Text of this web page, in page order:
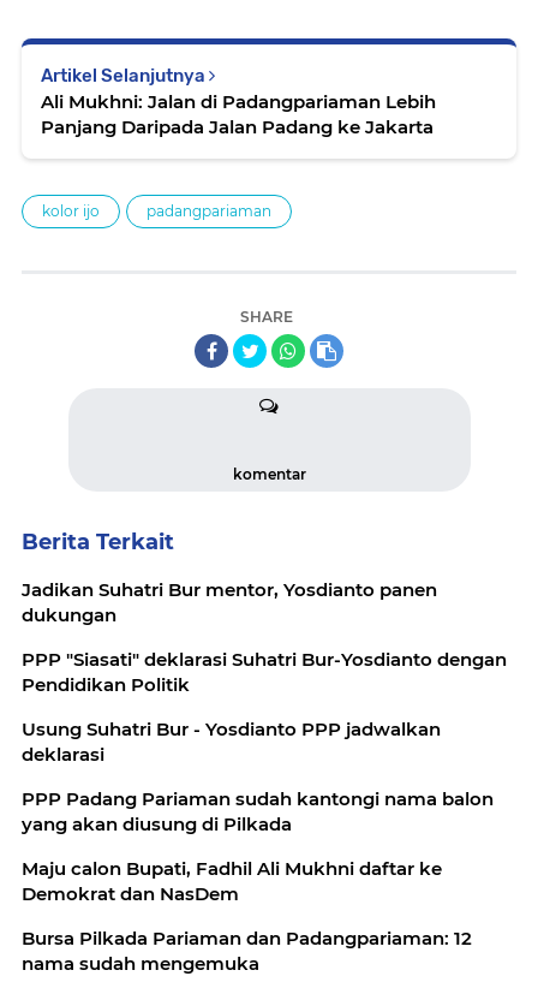
Artikel Selanjutnya
Ali Mukhni: Jalan di Padangpariaman Lebih
Panjang Daripada Jalan Padang ke Jakarta
kolor ijo padangpariaman
SHARE
komentar
Berita Terkait
Jadikan Suhatri Bur mentor, Yosdianto panen
dukungan
PPP "Siasati" deklarasi Suhatri Bur-Yosdianto dengan
Pendidikan Politik
Usung Suhatri Bur - Yosdianto PPP jadwalkan
deklarasi
PPP Padang Pariaman sudah kantongi nama balon
yang akan diusung di Pilkada
Maju calon Bupati, Fadhil Ali Mukhni daftar ke
Demokrat dan NasDem
Bursa Pilkada Pariaman dan Padangpariaman: 12
nama sudah mengemuka